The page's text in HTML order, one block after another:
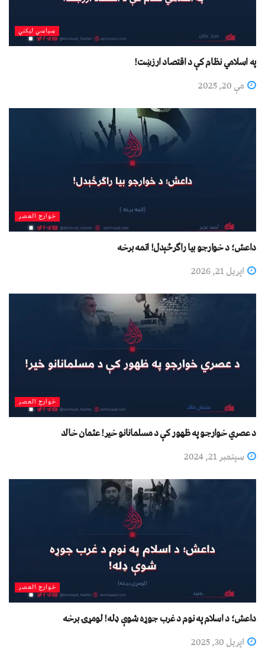
سیاسي لیکني
په اسلامي نظام کې د اقتصاد ارزښت!
مې 20, 2025
خوارج العصر
داعش؛ د خوارجو بیا راګرځېدل! اتمه برخه
اپریل 21, 2026
خوارج العصر
د عصري خوارجو په ظهور کې د مسلمانانو خیر! عثمان خالد
سپتمبر 21, 2024
خوارج العصر
داعش؛ د اسلام په نوم د غرب جوړه شوې ډله! لومړۍ برخه
اپریل 30, 2025